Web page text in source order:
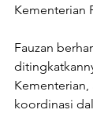
Kementerian
Fauzan
koordinasi